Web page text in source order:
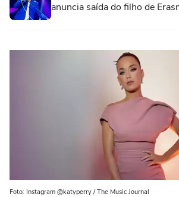
anuncia saída do filho de
Foto: Instagram @katyperry / The Music Journal